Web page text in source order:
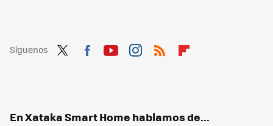
Síguenos
En Xataka Smart Home hablamos de...